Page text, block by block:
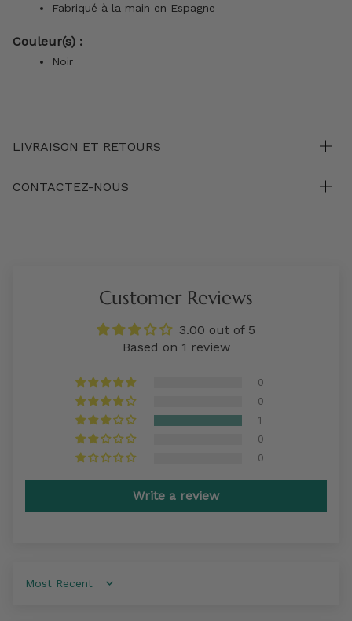
Fabriqué à la main en Espagne
Couleur(s) :
Noir
LIVRAISON ET RETOURS
CONTACTEZ-NOUS
Customer Reviews
3.00 out of 5
Based on 1 review
0
0
1
0
0
Write a review
Sort by